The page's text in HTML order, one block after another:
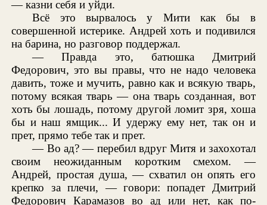
— казни себя и уйди.
Всё это вырвалось у Мити как бы в
совершенной истерике. Андрей хоть и подивился
на барина, но разговор поддержал.
— Правда это, батюшка Дмитрий
Федорович, это вы правы, что не надо человека
давить, тоже и мучить, равно как и всякую тварь,
потому всякая тварь — она тварь созданная, вот
хоть бы лошадь, потому другой ломит зря, хоша
бы и наш ямщик... И удержу ему нет, так он и
прет, прямо тебе так и прет.
— Во ад? — перебил вдруг Митя и захохотал
своим неожиданным коротким смехом. —
Андрей, простая душа, — схватил он опять его
крепко за плечи, — говори: попадет Дмитрий
Федорович Карамазов во ад или нет, как по-